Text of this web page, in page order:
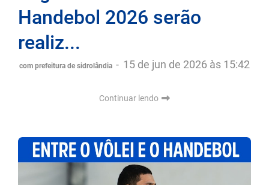
Handebol 2026 serão
realiz...
com prefeitura de sidrolândia - 15 de jun de 2026 às 15:42
Continuar lendo